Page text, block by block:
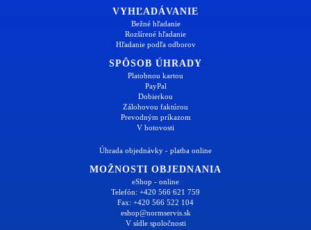
VYHĽADÁVANIE
Bežné hľadanie
Rozšírené hľadanie
Hľadanie podľa odborov
SPÔSOB ÚHRADY
Platobnou kartou
PayPal
Dobierkou
Zálohovou faktúrou
Prevodným príkazom
V hotovosti
Úhrada objednávky - platba online
MOŽNOSTI OBJEDNANIA
eShop - online
Telefón: +420 566 621 759
Fax: +420 566 522 104
eshop@normservis.sk
V sídle spoločnosti